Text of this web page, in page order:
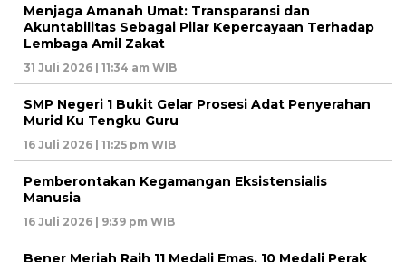
Menjaga Amanah Umat: Transparansi dan
Akuntabilitas Sebagai Pilar Kepercayaan Terhadap
Lembaga Amil Zakat
31 Juli 2026 | 11:34 am WIB
SMP Negeri 1 Bukit Gelar Prosesi Adat Penyerahan
Murid Ku Tengku Guru
16 Juli 2026 | 11:25 pm WIB
Pemberontakan Kegamangan Eksistensialis
Manusia
16 Juli 2026 | 9:39 pm WIB
Bener Meriah Raih 11 Medali Emas, 10 Medali Perak